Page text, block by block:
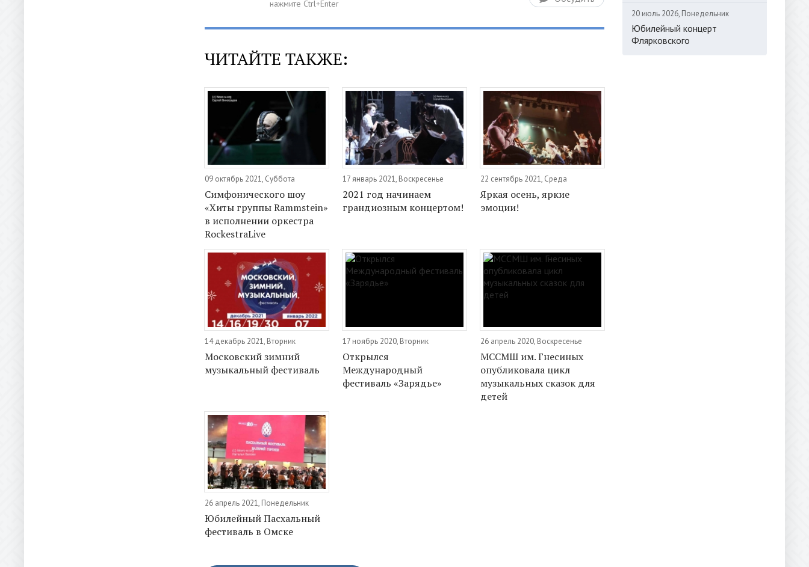
ЧИТАЙТЕ ТАКЖЕ:
09 октябрь 2021, Суббота
Симфонического шоу
«Хиты группы Rammstein»
в исполнении оркестра
RockestraLive
17 январь 2021, Воскресенье
2021 год начинаем
грандиозным концертом!
22 сентябрь 2021, Среда
Яркая осень, яркие
эмоции!
14 декабрь 2021, Вторник
Московский зимний
музыкальный фестиваль
17 ноябрь 2020, Вторник
Открылся
Международный
фестиваль «Зарядье»
26 апрель 2020, Воскресенье
МССМШ им. Гнесиных
опубликовала цикл
музыкальных сказок для
детей
26 апрель 2021, Понедельник
Юбилейный Пасхальный
фестиваль в Омске
20 июль 2026, Понедельник
Юбилейный концерт
Флярковского